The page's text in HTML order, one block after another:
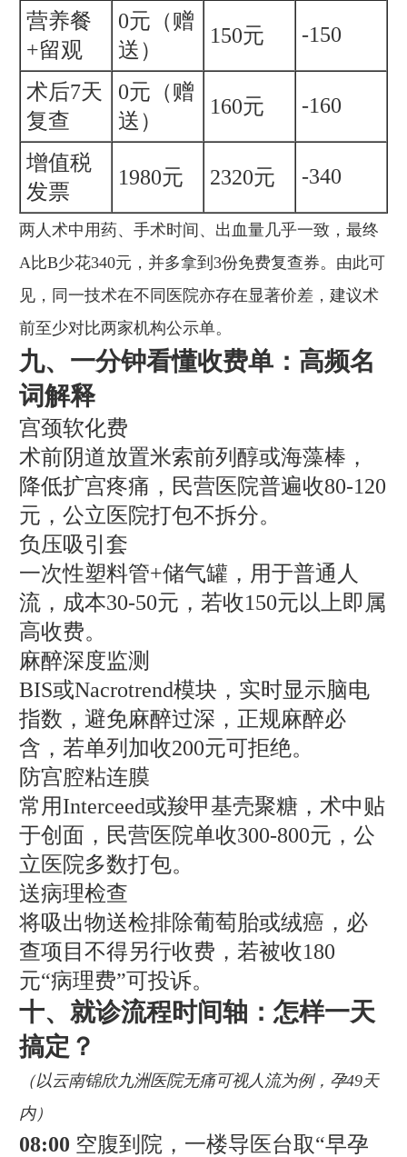
营养餐
+留观
0元（赠
送）
150元 -150
术后7天
复查
0元（赠
送）
160元 -160
增值税
发票
1980元 2320元 -340
两人术中用药、手术时间、出血量几乎一致，最终
A比B少花340元，并多拿到3份免费复查券。由此可
见，同一技术在不同医院亦存在显著价差，建议术
前至少对比两家机构公示单。
九、一分钟看懂收费单：高频名
词解释
宫颈软化费
术前阴道放置米索前列醇或海藻棒，
降低扩宫疼痛，民营医院普遍收80-120
元，公立医院打包不拆分。
负压吸引套
一次性塑料管+储气罐，用于普通人
流，成本30-50元，若收150元以上即属
高收费。
麻醉深度监测
BIS或Nacrotrend模块，实时显示脑电
指数，避免麻醉过深，正规麻醉必
含，若单列加收200元可拒绝。
防宫腔粘连膜
常用Interceed或羧甲基壳聚糖，术中贴
于创面，民营医院单收300-800元，公
立医院多数打包。
送病理检查
将吸出物送检排除葡萄胎或绒癌，必
查项目不得另行收费，若被收180
元“病理费”可投诉。
十、就诊流程时间轴：怎样一天
搞定？
（以云南锦欣九洲医院无痛可视人流为例，孕49天
内）
08:00 空腹到院，一楼导医台取“早孕